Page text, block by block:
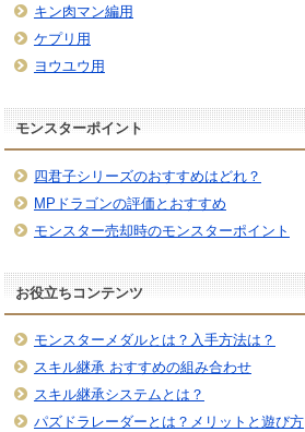
キン肉マン編用
ケプリ用
ヨウユウ用
モンスターポイント
四君子シリーズのおすすめはどれ？
MPドラゴンの評価とおすすめ
モンスター売却時のモンスターポイント
お役立ちコンテンツ
モンスターメダルとは？入手方法は？
スキル継承 おすすめの組み合わせ
スキル継承システムとは？
パズドラレーダーとは？メリットと遊び方